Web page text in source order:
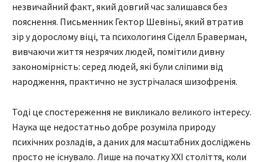
незвичайний факт, який довгий час залишався без
пояснення. Письменник Гектор Шевіньї, який втратив
зір у дорослому віці, та психологиня Сіделл Браверман,
вивчаючи життя незрячих людей, помітили дивну
закономірність: серед людей, які були сліпими від
народження, практично не зустрічалася шизофренія.
Тоді це спостереження не викликало великого інтересу.
Наука ще недостатньо добре розуміла природу
психічних розладів, а даних для масштабних досліджень
просто не існувало. Лише на початку XXI століття, коли